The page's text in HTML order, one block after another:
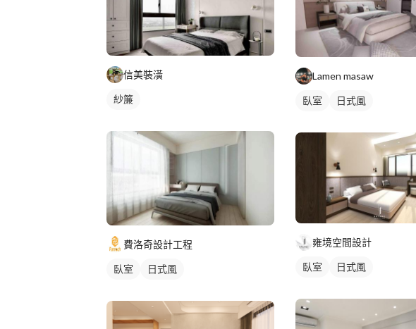
信美裝潢
紗簾
費洛奇設計工程
臥室 日式風
Lamen masaw
臥室 日式風
雍境空間設計
臥室 日式風